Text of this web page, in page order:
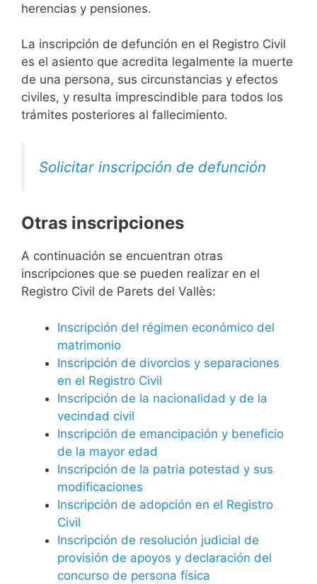
herencias y pensiones.
La inscripción de defunción en el Registro Civil
es el asiento que acredita legalmente la muerte
de una persona, sus circunstancias y efectos
civiles, y resulta imprescindible para todos los
trámites posteriores al fallecimiento.
Solicitar inscripción de defunción
Otras inscripciones
A continuación se encuentran otras
inscripciones que se pueden realizar en el
Registro Civil de Parets del Vallès:
Inscripción del régimen económico del
matrimonio
Inscripción de divorcios y separaciones
en el Registro Civil
Inscripción de la nacionalidad y de la
vecindad civil
Inscripción de emancipación y beneficio
de la mayor edad
Inscripción de la patria potestad y sus
modificaciones
Inscripción de adopción en el Registro
Civil
Inscripción de resolución judicial de
provisión de apoyos y declaración del
concurso de persona física